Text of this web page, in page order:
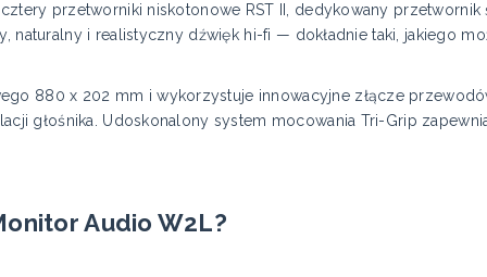
przetworniki niskotonowe RST II, dedykowany przetwornik
naturalny i realistyczny dźwięk hi-fi — dokładnie taki, jakiego
880 x 202 mm i wykorzystuje innowacyjne złącze
głośnika. Udoskonalony system mocowania Tri-Grip
Audio W2L?